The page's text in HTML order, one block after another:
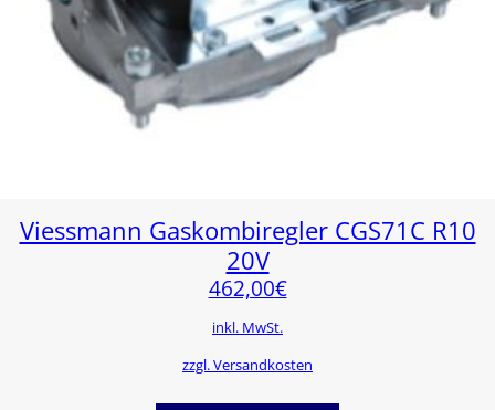
Viessmann Gaskombiregler CGS71C R10
20V
462,00€
inkl. MwSt.
zzgl. Versandkosten